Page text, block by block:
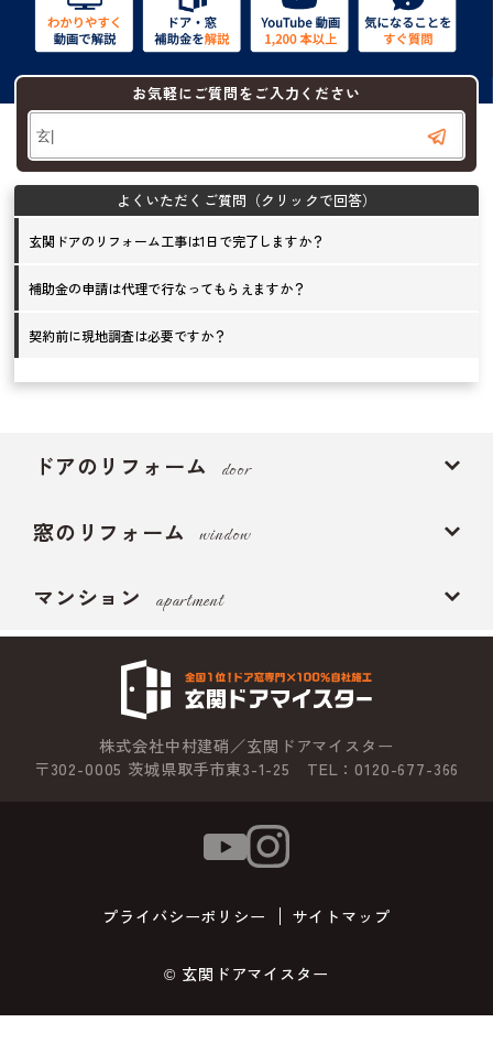
お気軽にご質問をご入力ください
玄関ドアのリフォーム工事は1日で完了しますか？
補助金の申請は代理で行なってもらえますか？
契約前に現地調査は必要ですか？
ドアのリフォーム door
窓のリフォーム window
マンション apartment
株式会社中村建硝／玄関ドアマイスター
〒302-0005 茨城県取手市東3-1-25 TEL：0120-677-366
プライバシーポリシー サイトマップ
© 玄関ドアマイスター